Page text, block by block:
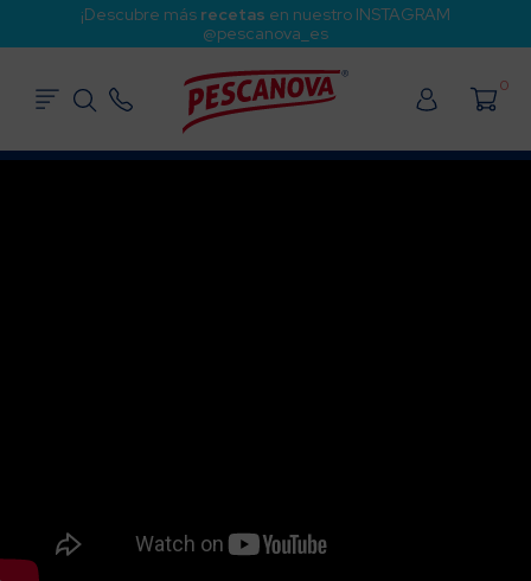
¡Descubre más recetas en nuestro INSTAGRAM
@pescanova_es
0